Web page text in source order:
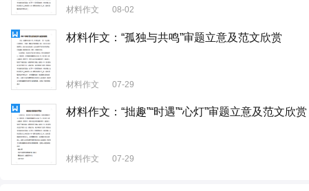
材料作文 08-02
材料作文：“孤独与共鸣”审题立意及范文欣赏
材料作文 07-29
材料作文：“拙趣”“时遇”“心灯”审题立意及范文欣赏
材料作文 07-29